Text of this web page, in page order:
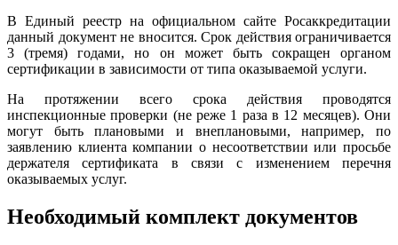
В Единый реестр на официальном сайте Росаккредитации
данный документ не вносится. Срок действия ограничивается
3 (тремя) годами, но он может быть сокращен органом
сертификации в зависимости от типа оказываемой услуги.
На протяжении всего срока действия проводятся
инспекционные проверки (не реже 1 раза в 12 месяцев). Они
могут быть плановыми и внеплановыми, например, по
заявлению клиента компании о несоответствии или просьбе
держателя сертификата в связи с изменением перечня
оказываемых услуг.
Необходимый комплект документов